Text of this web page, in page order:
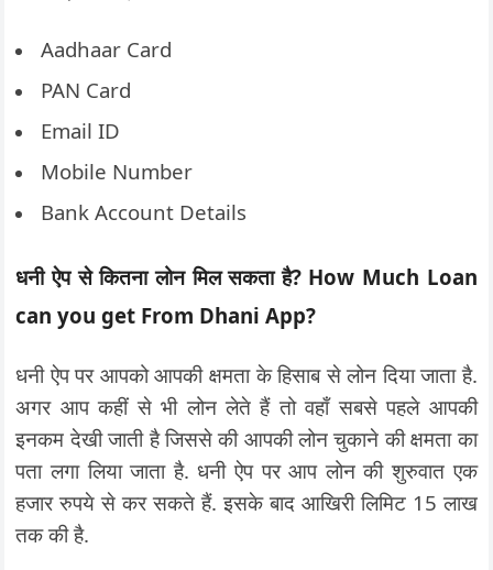
Aadhaar Card
PAN Card
Email ID
Mobile Number
Bank Account Details
धनी ऐप से कितना लोन मिल सकता है? How Much Loan
can you get From Dhani App?
धनी ऐप पर आपको आपकी क्षमता के हिसाब से लोन दिया जाता है.
अगर आप कहीं से भी लोन लेते हैं तो वहाँ सबसे पहले आपकी
इनकम देखी जाती है जिससे की आपकी लोन चुकाने की क्षमता का
पता लगा लिया जाता है. धनी ऐप पर आप लोन की शुरुवात एक
हजार रुपये से कर सकते हैं. इसके बाद आखिरी लिमिट 15 लाख
तक की है.